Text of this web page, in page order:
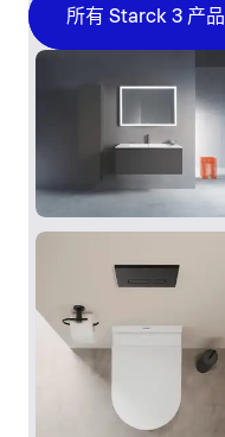
所有 Starck 3 产品